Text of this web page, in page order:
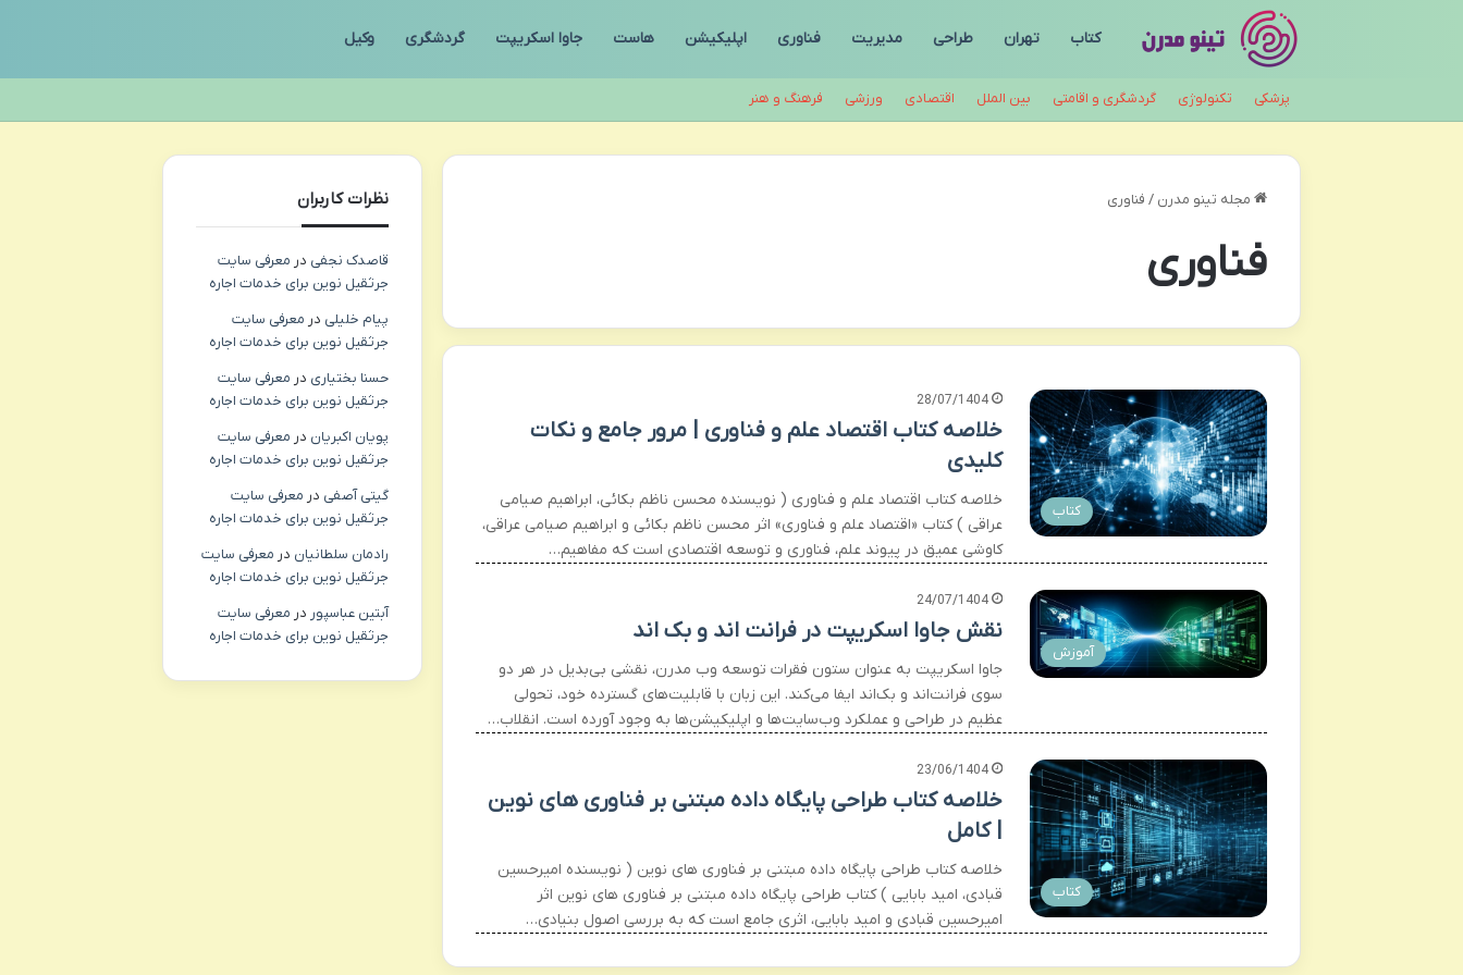
کتاب تهران طراحی مدیریت فناوری اپلیکیشن هاست جاوا اسکریپت گردشگری وکیل
پزشکی تکنولوژی گردشگری و اقامتی بین الملل اقتصادی ورزشی فرهنگ و هنر
مجله تینو مدرن / فناوری
فناوری
کتاب
28/07/1404
خلاصه کتاب اقتصاد علم و فناوری | مرور جامع و نکات
کلیدی
خلاصه کتاب اقتصاد علم و فناوری ( نویسنده محسن ناظم بکائی، ابراهیم صیامی
عراقی ) کتاب «اقتصاد علم و فناوری» اثر محسن ناظم بکائی و ابراهیم صیامی عراقی،
کاوشی عمیق در پیوند علم، فناوری و توسعه اقتصادی است که مفاهیم…
آموزش
24/07/1404
نقش جاوا اسکریپت در فرانت اند و بک اند
جاوا اسکریپت به عنوان ستون فقرات توسعه وب مدرن، نقشی بی‌بدیل در هر دو
سوی فرانت‌اند و بک‌اند ایفا می‌کند. این زبان با قابلیت‌های گسترده خود، تحولی
عظیم در طراحی و عملکرد وب‌سایت‌ها و اپلیکیشن‌ها به وجود آورده است. انقلاب…
کتاب
23/06/1404
خلاصه کتاب طراحی پایگاه داده مبتنی بر فناوری های نوین
| کامل
خلاصه کتاب طراحی پایگاه داده مبتنی بر فناوری های نوین ( نویسنده امیرحسین
قبادی، امید بابایی ) کتاب طراحی پایگاه داده مبتنی بر فناوری های نوین اثر
امیرحسین قبادی و امید بابایی، اثری جامع است که به بررسی اصول بنیادی…
نظرات کاربران
قاصدک نجفی در معرفی سایت
جرثقیل نوین برای خدمات اجاره
پیام خلیلی در معرفی سایت
جرثقیل نوین برای خدمات اجاره
حسنا بختیاری در معرفی سایت
جرثقیل نوین برای خدمات اجاره
پویان اکبریان در معرفی سایت
جرثقیل نوین برای خدمات اجاره
گیتی آصفی در معرفی سایت
جرثقیل نوین برای خدمات اجاره
رادمان سلطانیان در معرفی سایت
جرثقیل نوین برای خدمات اجاره
آبتین عباسپور در معرفی سایت
جرثقیل نوین برای خدمات اجاره